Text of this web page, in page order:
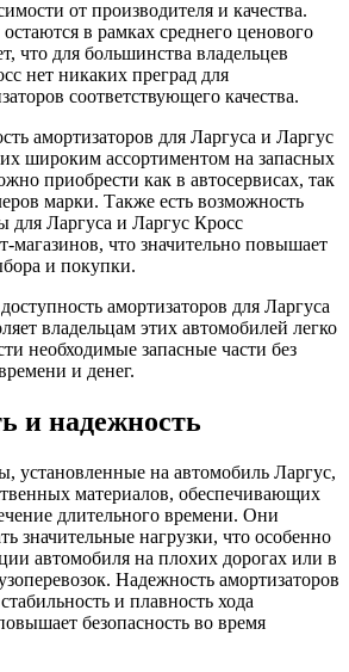
от производителя и качества.
в рамках среднего ценового
что для большинства владельцев
нет никаких преград для
соответствующего качества.
амортизаторов для Ларгуса и Ларгус
их широким ассортиментом на запасных
приобрести как в автосервисах, так
марки. Также есть возможность
для Ларгуса и Ларгус Кросс
магазинов, что значительно повышает
и покупки.
амортизаторов для Ларгуса
владельцам этих автомобилей легко
необходимые запасные части без
и денег.
и надежность
установленные на автомобиль Ларгус,
материалов, обеспечивающих
длительного времени. Они
значительные нагрузки, что особенно
автомобиля на плохих дорогах или в
Надежность амортизаторов
и плавность хода
безопасность во время